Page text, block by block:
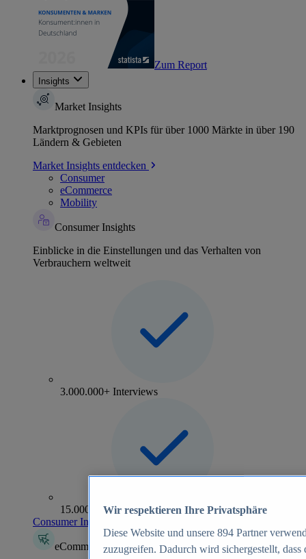
Zum Report
Insights
Market Insights
Marktprognosen und KPIs für über 1000 Märkte in über 190
Ländern & Gebieten
Market Insights entdecken
Consumer
eCommerce
Mobility
Consumer Insights
Einblicke in die Einstellungen und das Verhalten von
Verbrauchern weltweit
3.000.000+ Interviews
15.000+ Marken
Consumer Insights entdecken
eCommerce Insights
Wir respektieren Ihre Privatsphäre
Diese Website und unsere 894 Partner
zuzugreifen. Dadurch wird sichergestellt,